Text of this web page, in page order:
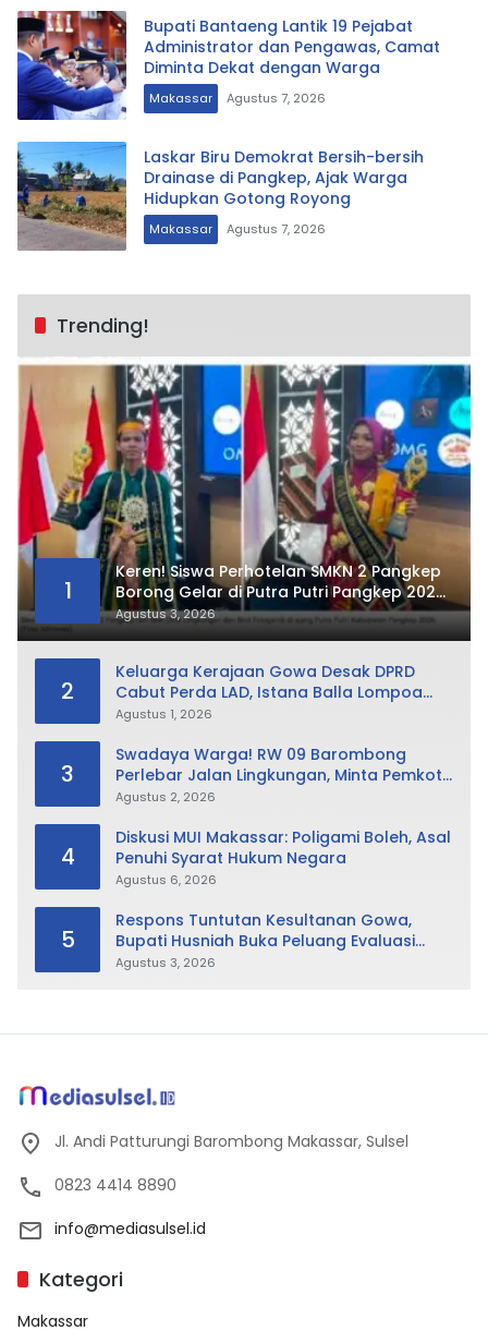
Bupati Bantaeng Lantik 19 Pejabat
Administrator dan Pengawas, Camat
Diminta Dekat dengan Warga
Makassar Agustus 7, 2026
Laskar Biru Demokrat Bersih-bersih
Drainase di Pangkep, Ajak Warga
Hidupkan Gotong Royong
Makassar Agustus 7, 2026
Trending!
1
Keren! Siswa Perhotelan SMKN 2 Pangkep
Borong Gelar di Putra Putri Pangkep 2026,
Sabet Best Duta Lingkungan dan
Fotogenik
Agustus 3, 2026
2
Keluarga Kerajaan Gowa Desak DPRD
Cabut Perda LAD, Istana Balla Lompoa
Diminta Dikembalikan
Agustus 1, 2026
3
Swadaya Warga! RW 09 Barombong
Perlebar Jalan Lingkungan, Minta Pemkot
Tak Hanya Fokus Urusan Sampah
Agustus 2, 2026
4
Diskusi MUI Makassar: Poligami Boleh, Asal
Penuhi Syarat Hukum Negara
Agustus 6, 2026
5
Respons Tuntutan Kesultanan Gowa,
Bupati Husniah Buka Peluang Evaluasi
Perda LAD: Bisa Direvisi Bahkan Diganti
Agustus 3, 2026
Jl. Andi Patturungi Barombong Makassar, Sulsel
0823 4414 8890
info@mediasulsel.id
Kategori
Makassar